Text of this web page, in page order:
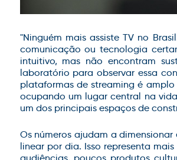
"Ninguém mais assiste TV no
comunicação ou tecnologia
intuitivo, mas nãoencontram
laboratório para observar essa
plataformas de streaming é
ocupando um lugar central na
um dos principais espaços de
Os números ajudam a
linear por dia. Isso representa